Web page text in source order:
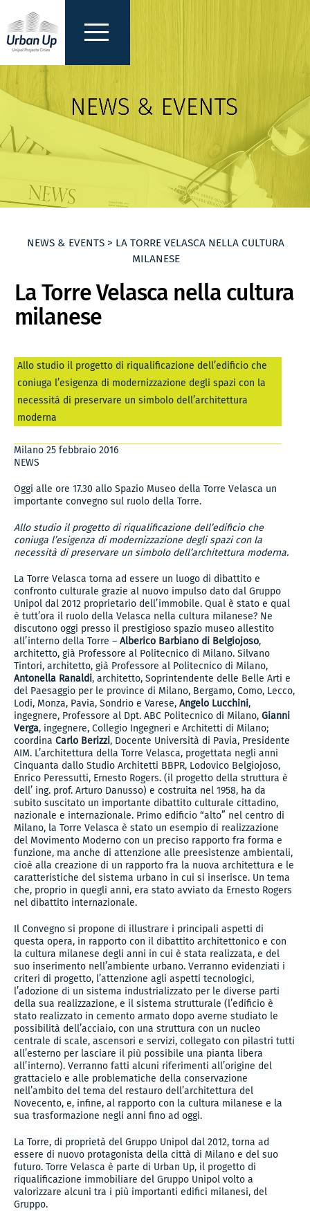
NEWS & EVENTS > LA TORRE VELASCA NELLA CULTURA
MILANESE
La Torre Velasca nella cultura
milanese
Allo studio il progetto di riqualificazione dell’edificio che
coniuga l’esigenza di modernizzazione degli spazi con la
necessità di preservare un simbolo dell’architettura
moderna
Milano 25 febbraio 2016
NEWS
Oggi alle ore 17.30 allo Spazio Museo della Torre Velasca un
importante convegno sul ruolo della Torre.
Allo studio il progetto di riqualificazione dell’edificio che
coniuga l’esigenza di modernizzazione degli spazi con la
necessità di preservare un simbolo dell’architettura moderna.
La Torre Velasca torna ad essere un luogo di dibattito e
confronto culturale grazie al nuovo impulso dato dal Gruppo
Unipol dal 2012 proprietario dell’immobile. Qual è stato e qual
è tutt’ora il ruolo della Velasca nella cultura milanese? Ne
discutono oggi presso il prestigioso spazio museo allestito
all’interno della Torre – Alberico Barbiano di Belgiojoso,
architetto, già Professore al Politecnico di Milano. Silvano
Tintori, architetto, già Professore al Politecnico di Milano,
Antonella Ranaldi, architetto, Soprintendente delle Belle Arti e
del Paesaggio per le province di Milano, Bergamo, Como, Lecco,
Lodi, Monza, Pavia, Sondrio e Varese, Angelo Lucchini,
ingegnere, Professore al Dpt. ABC Politecnico di Milano, Gianni
Verga, ingegnere, Collegio Ingegneri e Architetti di Milano;
coordina Carlo Berizzi, Docente Università di Pavia, Presidente
AIM. L’architettura della Torre Velasca, progettata negli anni
Cinquanta dallo Studio Architetti BBPR, Lodovico Belgiojoso,
Enrico Peressutti, Ernesto Rogers. (il progetto della struttura è
dell’ ing. prof. Arturo Danusso) e costruita nel 1958, ha da
subito suscitato un importante dibattito culturale cittadino,
nazionale e internazionale. Primo edificio “alto” nel centro di
Milano, la Torre Velasca è stato un esempio di realizzazione
del Movimento Moderno con un preciso rapporto fra forma e
funzione, ma anche di attenzione alle preesistenze ambientali,
cioè alla creazione di un rapporto fra la nuova architettura e le
caratteristiche del sistema urbano in cui si inserisce. Un tema
che, proprio in quegli anni, era stato avviato da Ernesto Rogers
nel dibattito internazionale.
Il Convegno si propone di illustrare i principali aspetti di
questa opera, in rapporto con il dibattito architettonico e con
la cultura milanese degli anni in cui è stata realizzata, e del
suo inserimento nell’ambiente urbano. Verranno evidenziati i
criteri di progetto, l’attenzione agli aspetti tecnologici,
l’adozione di un sistema industrializzato per le diverse parti
della sua realizzazione, e il sistema strutturale (l’edificio è
stato realizzato in cemento armato dopo averne studiato le
possibilità dell’acciaio, con una struttura con un nucleo
centrale di scale, ascensori e servizi, collegato con pilastri tutti
all’esterno per lasciare il più possibile una pianta libera
all’interno). Verranno fatti alcuni riferimenti all’origine del
grattacielo e alle problematiche della conservazione
nell’ambito del tema del restauro dell’architettura del
Novecento, e, infine, al rapporto con la cultura milanese e la
sua trasformazione negli anni fino ad oggi.
La Torre, di proprietà del Gruppo Unipol dal 2012, torna ad
essere di nuovo protagonista della città di Milano e del suo
futuro. Torre Velasca è parte di Urban Up, il progetto di
riqualificazione immobiliare del Gruppo Unipol volto a
valorizzare alcuni tra i più importanti edifici milanesi, del
Gruppo.